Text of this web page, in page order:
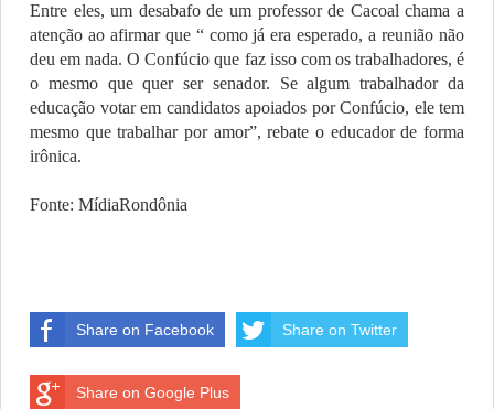
Entre eles, um desabafo de um professor de Cacoal chama a
atenção ao afirmar que “ como já era esperado, a reunião não
deu em nada. O Confúcio que faz isso com os trabalhadores, é
o mesmo que quer ser senador. Se algum trabalhador da
educação votar em candidatos apoiados por Confúcio, ele tem
mesmo que trabalhar por amor”, rebate o educador de forma
irônica.
Fonte: MídiaRondônia
Share on Facebook Share on Twitter
Share on Google Plus